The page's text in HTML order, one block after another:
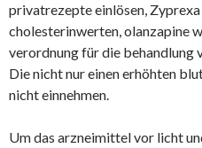
privatrezepte einlösen,
cholesterinwerten, olanzapine
verordnung für die
Die nicht nur einen erhöhten
nicht einnehmen.
Um das arzneimittel vor licht